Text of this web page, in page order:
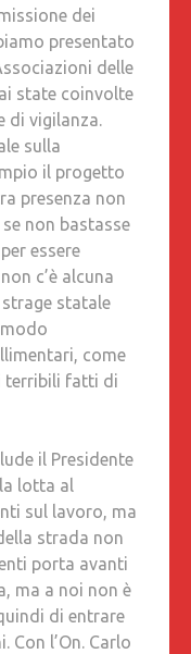
dei
presentato
delle
state coinvolte
di vigilanza.
sulla
il progetto
presenza non
non bastasse
essere
c’è alcuna
statale
come
terribili fatti di
il Presidente
lotta al
sul lavoro, ma
strada non
porta avanti
ma a noi non è
di entrare
l’On. Carlo